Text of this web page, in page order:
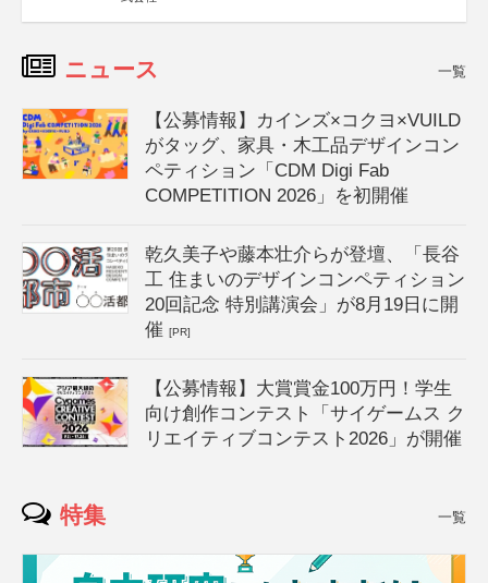
ニュース 一覧
【公募情報】カインズ×コクヨ×VUILD
がタッグ、家具・木工品デザインコン
ペティション「CDM Digi Fab
COMPETITION 2026」を初開催
乾久美子や藤本壮介らが登壇、「長谷
工 住まいのデザインコンペティション
20回記念 特別講演会」が8月19日に開
催[PR]
【公募情報】大賞賞金100万円！学生
向け創作コンテスト「サイゲームス ク
リエイティブコンテスト2026」が開催
特集 一覧